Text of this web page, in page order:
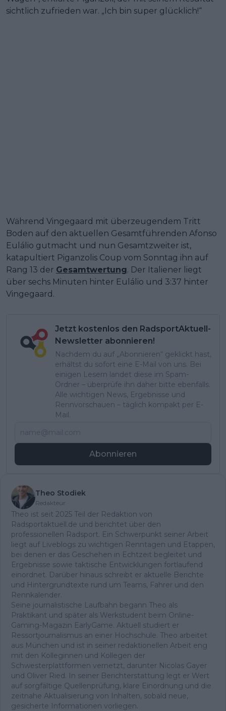
sichtlich zufrieden war. „Ich bin super glücklich!“
Während Vingegaard mit überzeugendem Tritt
Boden auf den aktuellen Gesamtführenden Afonso
Eulálio gutmacht und nun Gesamtzweiter ist,
katapultiert Piganzolis Coup vom Sonntag ihn auf
Rang 13 der Gesamtwertung. Der Italiener liegt
über sechs Minuten hinter Eulálio und 3:37 hinter
Vingegaard.
Jetzt kostenlos den RadsportAktuell-
Newsletter abonnieren!
Nachdem du auf „Abonnieren“ geklickt hast,
erhältst du sofort eine E-Mail von uns. Bei
einigen Lesern landet diese im Spam-
Ordner – überprüfe ihn daher bitte ebenfalls.
Alle wichtigen News, Ergebnisse und
Rennvorschauen – täglich kompakt per E-
Mail.
Abonnieren
Theo Stodiek
Redakteur
Theo ist seit 2025 Teil der Redaktion von
Radsportaktuell.de und berichtet über den
professionellen Radsport. Ein Schwerpunkt seiner Arbeit
liegt auf Liveblogs zu wichtigen Renntagen und Etappen,
bei denen er das Geschehen in Echtzeit begleitet und
Ergebnisse sowie taktische Entwicklungen fortlaufend
einordnet. Darüber hinaus schreibt er aktuelle Berichte
und Hintergrundtexte rund um Teams, Fahrer und den
Rennkalender.
Seine journalistische Laufbahn begann Theo als
Praktikant und später als Werkstudent beim Online-
Gaming-Magazin EarlyGame. Aktuell studiert er
Ressortjournalismus an einer Hochschule. Theo arbeitet
aus München und ist in seiner redaktionellen Arbeit eng
mit den Kolleginnen und Kollegen der
Schwesterplattformen vernetzt, darunter Nicolas Gayer
und Oliver Ried. In seiner Berichterstattung legt er Wert
auf sorgfältige Quellenprüfung, klare Einordnung und die
zeitnahe Aktualisierung von Inhalten, sobald neue,
gesicherte Informationen vorliegen.